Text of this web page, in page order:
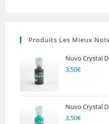
Produits Les Mieux
Nuvo Crystal
3,50€
Nuvo Crystal
3,50€